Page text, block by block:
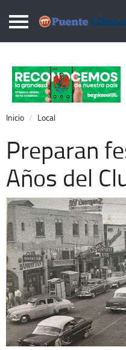
Puentelibre.mx
Local
Nacional
Opinión
Cronos
Economía
Espectáculos
Deportes
Extra +
Inicio Local
Preparan
Años del